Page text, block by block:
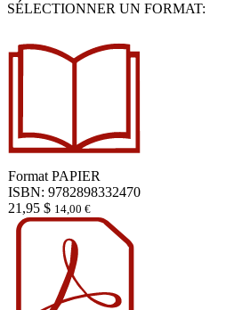
SÉLECTIONNER UN FORMAT:
Format PAPIER
ISBN: 9782898332470
21,95 $ 14,00 €